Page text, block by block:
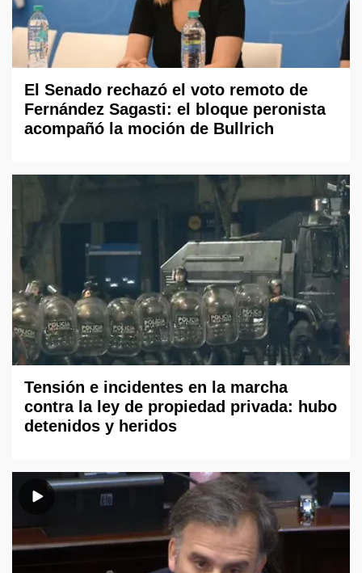
El Senado rechazó el voto remoto de
Fernández Sagasti: el bloque peronista
acompañó la moción de Bullrich
Tensión e incidentes en la marcha
contra la ley de propiedad privada: hubo
detenidos y heridos